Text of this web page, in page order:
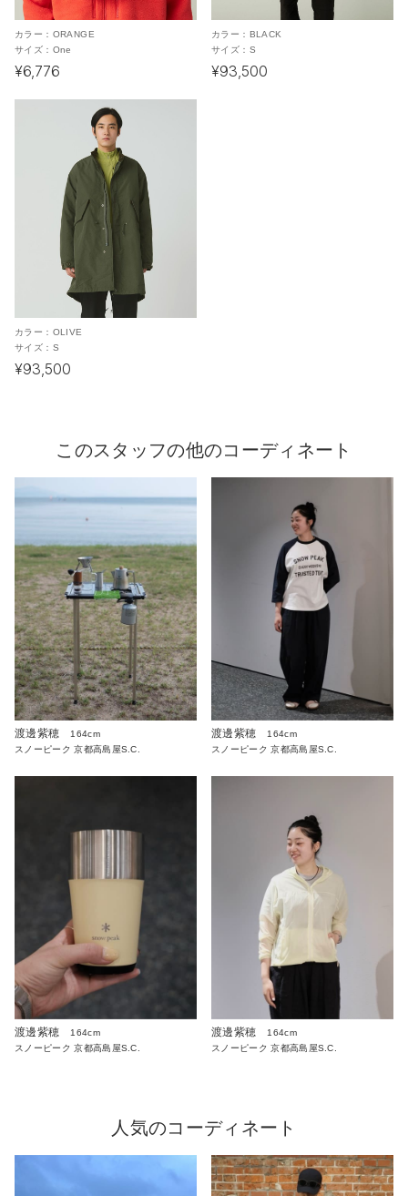
カラー： ORANGE
サイズ： One
¥6,776
カラー： BLACK
サイズ： S
¥93,500
カラー： OLIVE
サイズ： S
¥93,500
このスタッフの他のコーディネート
渡邊紫穂
164cm
スノーピーク 京都高島屋S.C.
渡邊紫穂
164cm
スノーピーク 京都高島屋S.C.
渡邊紫穂
164cm
スノーピーク 京都高島屋S.C.
渡邊紫穂
164cm
スノーピーク 京都高島屋S.C.
人気のコーディネート